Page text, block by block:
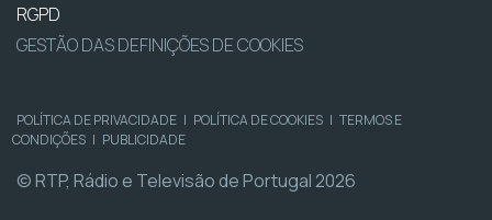
RGPD
GESTÃO DAS DEFINIÇÕES DE COOKIES
POLÍTICA DE PRIVACIDADE | POLÍTICA DE COOKIES | TERMOS E
CONDIÇÕES | PUBLICIDADE
© RTP, Rádio e Televisão de Portugal 2026